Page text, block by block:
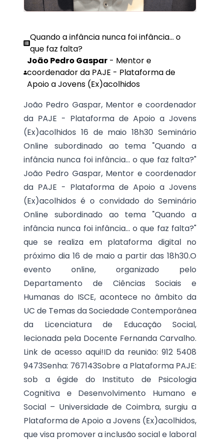
Quando a infância nunca foi infância... o
que faz falta?
João Pedro Gaspar- Mentor e
coordenador da PAJE - Plataforma de
Apoio a Jovens (Ex)acolhidos
João Pedro Gaspar, Mentor e coordenador
da PAJE - Plataforma de Apoio a Jovens
(Ex)acolhidos 16 de maio 18h30 Seminário
Online subordinado ao tema "Quando a
infância nunca foi infância... o que faz falta?"
João Pedro Gaspar, Mentor e coordenador
da PAJE - Plataforma de Apoio a Jovens
(Ex)acolhidos é o convidado do Seminário
Online subordinado ao tema "Quando a
infância nunca foi infância... o que faz falta?"
que se realiza em plataforma digital no
próximo dia 16 de maio a partir das 18h30.O
evento online, organizado pelo
Departamento de Ciências Sociais e
Humanas do ISCE, acontece no âmbito da
UC de Temas da Sociedade Contemporânea
da Licenciatura de Educação Social,
lecionada pela Docente Fernanda Carvalho.
Link de acesso aqui!ID da reunião: 912 5408
9473Senha: 767143Sobre a Plataforma PAJE:
sob a égide do Instituto de Psicologia
Cognitiva e Desenvolvimento Humano e
Social – Universidade de Coimbra, surgiu a
Plataforma de Apoio a Jovens (Ex)acolhidos,
que visa promover a inclusão social e laboral